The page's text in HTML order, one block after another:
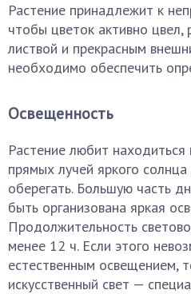
Растение принадлежит к
чтобы цветок активно
листвой и прекрасным
необходимо обеспечить
Освещенность
Растение любит
прямых лучей яркого
оберегать. Большую часть
быть организована яркая
Продолжительность
менее 12 ч. Если этого
естественным освещением,
искусственный свет —